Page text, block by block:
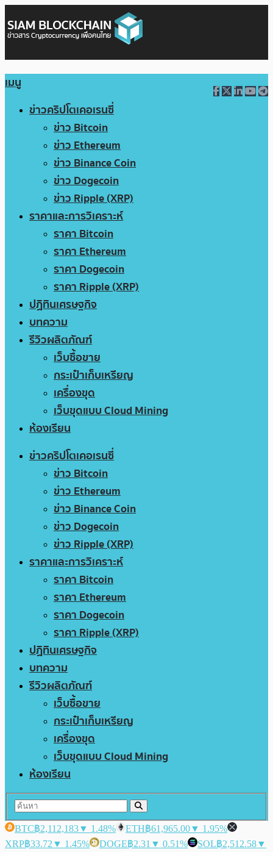
เมนู
ข่าวคริปโตเคอเรนซี่
ข่าว Bitcoin
ข่าว Ethereum
ข่าว Binance Coin
ข่าว Dogecoin
ข่าว Ripple (XRP)
ราคาและการวิเคราะห์
ราคา Bitcoin
ราคา Ethereum
ราคา Dogecoin
ราคา Ripple (XRP)
ปฏิทินเศรษฐกิจ
บทความ
รีวิวผลิตภัณฑ์
เว็บซื้อขาย
กระเป๋าเก็บเหรียญ
เครื่องขุด
เว็บขุดแบบ Cloud Mining
ห้องเรียน
ข่าวคริปโตเคอเรนซี่
ข่าว Bitcoin
ข่าว Ethereum
ข่าว Binance Coin
ข่าว Dogecoin
ข่าว Ripple (XRP)
ราคาและการวิเคราะห์
ราคา Bitcoin
ราคา Ethereum
ราคา Dogecoin
ราคา Ripple (XRP)
ปฏิทินเศรษฐกิจ
บทความ
รีวิวผลิตภัณฑ์
เว็บซื้อขาย
กระเป๋าเก็บเหรียญ
เครื่องขุด
เว็บขุดแบบ Cloud Mining
ห้องเรียน
BTC฿2,112,183▼ 1.48% ETH฿61,965.00▼ 1.95%
XRP฿33.72 ▼ 1.45% DOGE฿2.31 ▼ 0.51% SOL฿2,512.58▼